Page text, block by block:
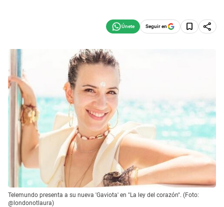
Seguir en
Telemundo presenta a su nueva 'Gaviota' en "La ley del corazón". (Foto:
@londonotlaura)